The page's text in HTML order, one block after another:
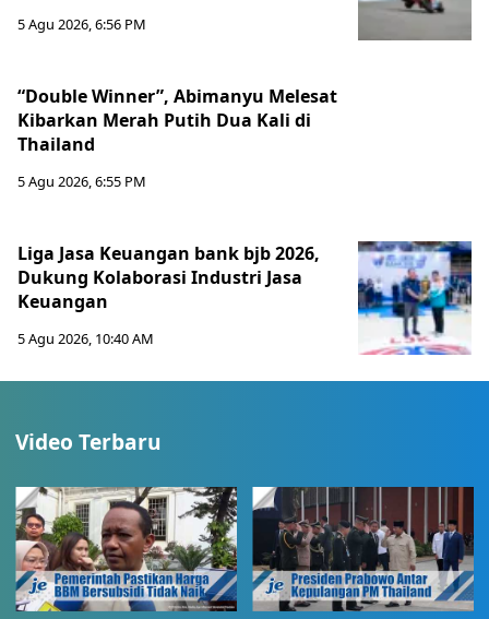
5 Agu 2026, 6:56 PM
“Double Winner”, Abimanyu Melesat
Kibarkan Merah Putih Dua Kali di
Thailand
5 Agu 2026, 6:55 PM
Liga Jasa Keuangan bank bjb 2026,
Dukung Kolaborasi Industri Jasa
Keuangan
5 Agu 2026, 10:40 AM
Video Terbaru